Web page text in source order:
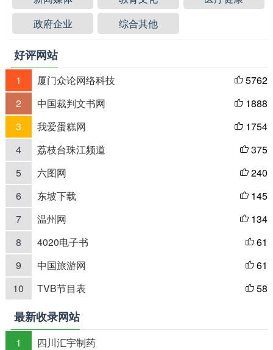
政府企业
综合其他
好评网站
1 厦门众论网络科技  5762
2
中国裁判文书网  1888
3
我爱蛋糕网  1754
4
荔枝台珠江频道  375
5
六图网  240
6
东坡下载  145
7
温州网  134
8
4020电子书  61
9
中国旅游网  61
10
TVB节目表  58
最新收录网站
1
四川汇宇制药